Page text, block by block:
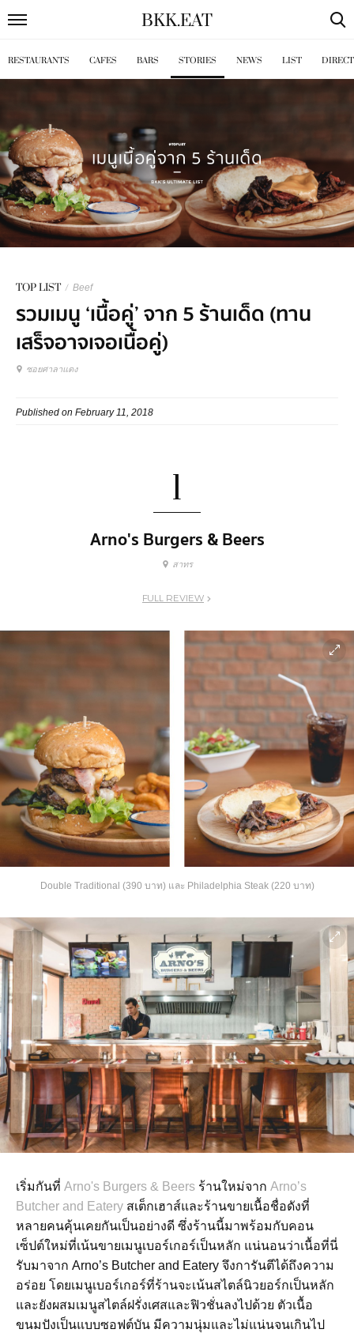
BKK.EAT
RESTAURANTS CAFES BARS STORIES NEWS LIST
TOP LIST / Beef
รวมเมนู ‘เนื้อคู่’ จาก 5 ร้านเด็ด (ทาน
เสร็จอาจเจอเนื้อคู่)
ซอยศาลาแดง
Published on February 11, 2018
1
Arno's Burgers & Beers
สาทร
FULL REVIEW
Double Traditional (390 บาท) และ Philadelphia Steak (220 บาท)
เริ่มกันที่ Arno's Burgers & Beers ร้านใหม่จาก Arno’s
Butcher and Eatery สเต็กเฮาส์และร้านขายเนื้อชื่อดังที่
หลายคนคุ้นเคยกันเป็นอย่างดี ซึ่งร้านนี้มาพร้อมกับคอน
เซ็ปต์ใหม่ที่เน้นขายเมนูเบอร์เกอร์เป็นหลัก แน่นอนว่าเนื้อที่นี่
รับมาจาก Arno’s Butcher and Eatery จึงการันตีได้ถึงความ
อร่อย โดยเมนูเบอร์เกอร์ที่ร้านจะเน้นสไตล์นิวยอร์กเป็นหลัก
และยังผสมเมนูสไตล์ฝรั่งเศสและฟิวชั่นลงไปด้วย ตัวเนื้อ
ขนมปังเป็นแบบซอฟต์บัน มีความนุ่มและไม่แน่นจนเกินไป